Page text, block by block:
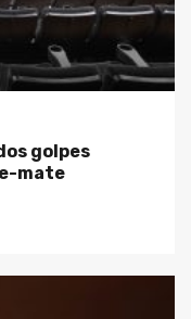
golpes
mate